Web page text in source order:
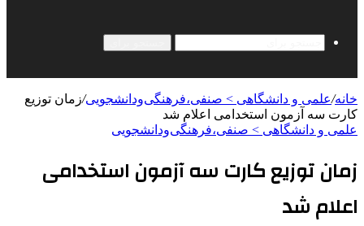
خانه/علمی‌ و دانشگاهی > صنفی،فرهنگی‌ودانشجویی/زمان توزیع
کارت سه آزمون استخدامی اعلام شد
علمی‌ و دانشگاهی > صنفی،فرهنگی‌ودانشجویی
زمان توزیع کارت سه آزمون استخدامی
اعلام شد